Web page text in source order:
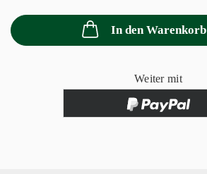
In den Warenkorb
Weiter mit